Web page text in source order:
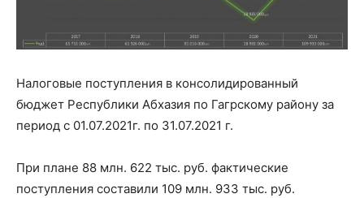
Налоговые поступления в консолидированный
бюджет Республики Абхазия по Гагрскому району за
период с 01.07.2021г. по 31.07.2021 г.
При плане 88 млн. 622 тыс. руб. фактические
поступления составили 109 млн. 933 тыс. руб.